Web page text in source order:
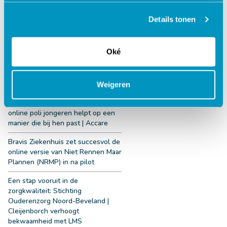
Details tonen
Oké
Weigeren
Recent Branche
online poli jongeren helpt op een
manier die bij hen past | Accare
Bravis Ziekenhuis zet succesvol de
online versie van Niet Rennen Maar
Plannen (NRMP) in na pilot
Een stap vooruit in de
zorgkwaliteit: Stichting
Ouderenzorg Noord-Beveland |
Cleijenborch verhoogt
bekwaamheid met LMS